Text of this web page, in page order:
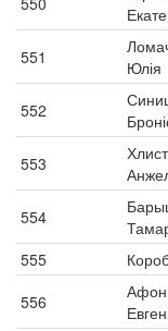
551
Юлія
552
553
554
555
556